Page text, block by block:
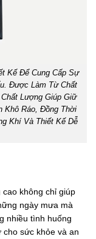
Kế Để Cung Cấp Sự
Được Làm Từ Chất
Lượng Giúp Giữ
Khô Ráo, Đồng Thời
Khí Và Thiết Kế Dễ
không chỉ giúp
ngày mưa mà
nhiều tình huống
sức khỏe và an